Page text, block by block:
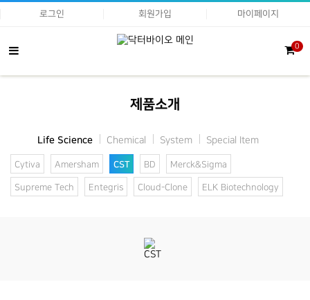
로그인 회원가입 마이페이지
0
제품소개
Life Science Chemical System Special Item
Cytiva Amersham CST BD Merck&Sigma
Supreme Tech Entegris Cloud-Clone ELK Biotechnology